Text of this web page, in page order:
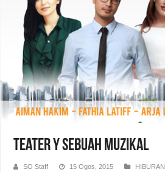
Teater Y Sebuah Muzikal
SO Staff 15 Ogos, 2015 HIBURAN